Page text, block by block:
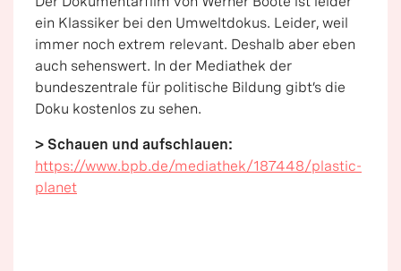
ein Klassiker bei den Umweltdokus. Leider, weil
immer noch extrem relevant. Deshalb aber eben
auch sehenswert. In der Mediathek der
bundeszentrale für politische Bildung gibt’s die
Doku kostenlos zu sehen.
> Schauen und aufschlauen:
https://www.bpb.de/mediathek/187448/plastic-
planet